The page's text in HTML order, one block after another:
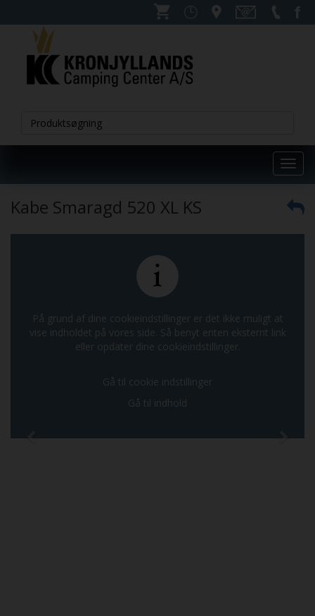
Kabe Smaragd 520 XL KS
På grund af dine cookieindstillinger er det ikke muligt at
vise indholdet på vores side. Så benyt enten eksternt link
eller opdater dine cookieindstillinger.
Gå til cookie indstillinger
Gå til indhold